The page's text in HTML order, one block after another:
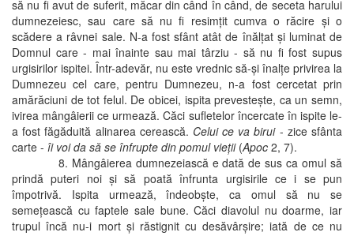
să nu fi avut de suferit, măcar din când în când, de seceta harului
dumnezeiesc, sau care să nu fi resimţit cumva o răcire şi o
scădere a râvnei sale. N-a fost sfânt atât de înălţat şi luminat de
Domnul care - mai înainte sau mai târziu - să nu fi fost supus
urgisirilor ispitei. Într-adevăr, nu este vrednic să-şi înalţe privirea la
Dumnezeu cel care, pentru Dumnezeu, n-a fost cercetat prin
amărăciuni de tot felul. De obicei, ispita prevesteşte, ca un semn,
ivirea mângâierii ce urmează. Căci sufletelor încercate în ispite le-
a fost făgăduită alinarea cerească. Celui ce va birui- zice sfânta
carte - îi voi da să se înfrupte din pomul vieţii(Apoc 2, 7).
8. Mângâierea dumnezeiască e dată de sus ca omul să
prindă puteri noi şi să poată înfrunta urgisirile ce i se pun
împotrivă. Ispita urmează, îndeobşte, ca omul să nu se
semeţească cu faptele sale bune. Căci diavolul nu doarme, iar
trupul încă nu-i mort şi răstignit cu desăvârşire; iată de ce nu